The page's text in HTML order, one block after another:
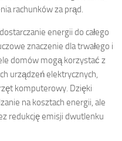
rachunków za prąd.
energii do całego
znaczenie dla trwałego i
domów mogą korzystać z
urządzeń elektrycznych,
komputerowy. Dzięki
na kosztach energii, ale
redukcję emisji dwutlenku